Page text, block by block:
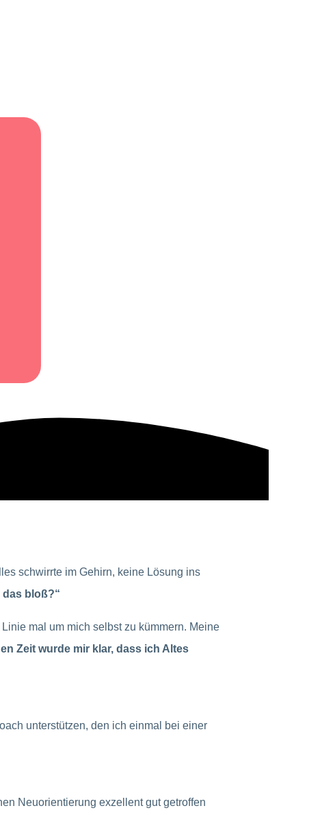
schwirrte im Gehirn, keine Lösung ins
bloß?“
mal um mich selbst zu kümmern. Meine
Zeit wurde mir klar, dass ich Altes
unterstützen, den ich einmal bei einer
Neuorientierung exzellent gut getroffen